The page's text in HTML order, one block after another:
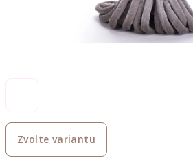
Zvolte variantu